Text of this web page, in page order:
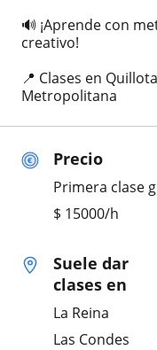
Precio
Primera clase
$ 15000/h
Suele dar
clases en
La Reina
Las Condes
🔊 ¡Aprende con
creativo!
📍 Clases en
Metropolitana